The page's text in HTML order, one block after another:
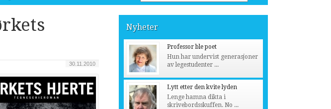
30.11.2010
Nyheter
Professor ble poet
Hun har undervist generasjoner
av legestudenter ...
Lytt etter den kvite lyden
Lenge hamna dikta i
skrivebordsskuffen. No ...